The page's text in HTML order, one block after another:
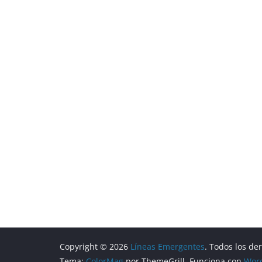
Copyright © 2026 Líneas Emergentes. Todos los